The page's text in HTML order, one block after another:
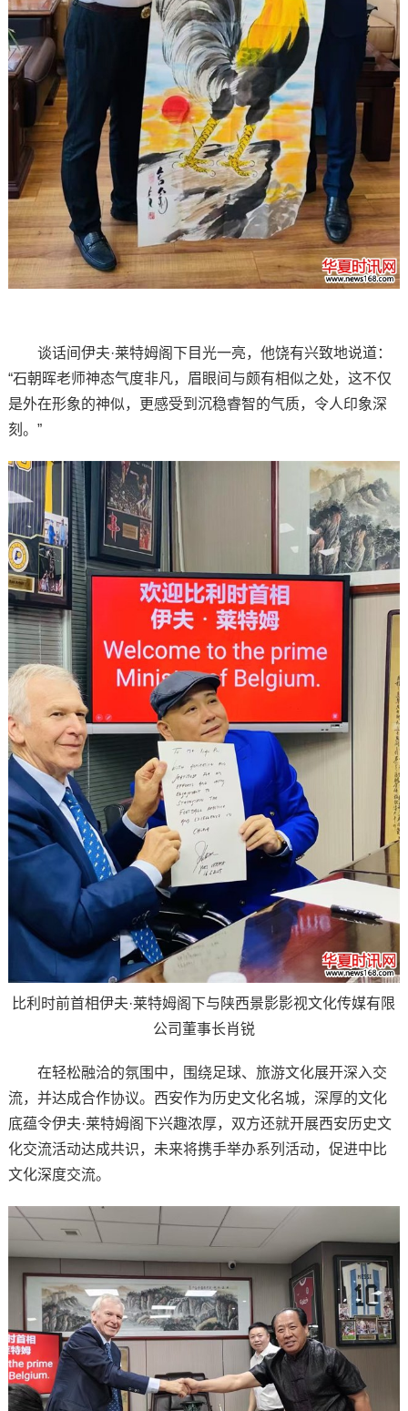
谈话间伊夫·莱特姆阁下目光一亮，他饶有兴致地说道：
“石朝晖老师神态气度非凡，眉眼间与颇有相似之处，这不仅
是外在形象的神似，更感受到沉稳睿智的气质，令人印象深
刻。”
比利时前首相伊夫·莱特姆阁下与陕西景影影视文化传媒有限
公司董事长肖锐
在轻松融洽的氛围中，围绕足球、旅游文化展开深入交
流，并达成合作协议。西安作为历史文化名城，深厚的文化
底蕴令伊夫·莱特姆阁下兴趣浓厚，双方还就开展西安历史文
化交流活动达成共识，未来将携手举办系列活动，促进中比
文化深度交流。